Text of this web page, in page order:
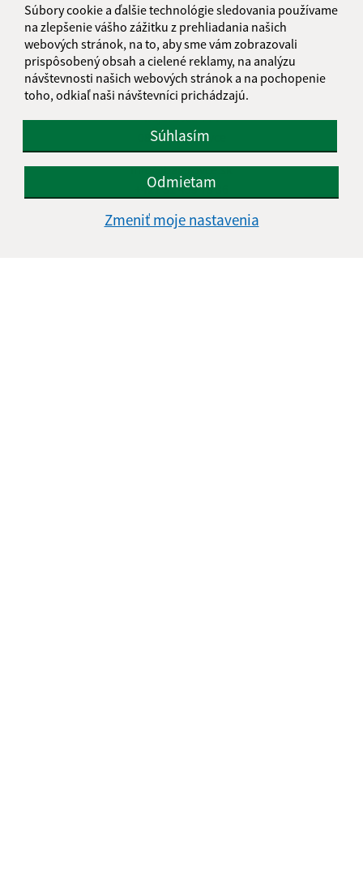
Súbory cookie a ďalšie technológie sledovania používame
na zlepšenie vášho zážitku z prehliadania našich
webových stránok, na to, aby sme vám zobrazovali
prispôsobený obsah a cielené reklamy, na analýzu
návštevnosti našich webových stránok a na pochopenie
toho, odkiaľ naši návštevníci prichádzajú.
Súhlasím
Odmietam
Zmeniť moje nastavenia
Obedňajšia prestávka:12:00 - 12:30
Kontakt:
Obecný úrad Bajerovce
Bajerovce 114
08273 Bajerovce
info@bajerovce.sk
+421 51 459 73 36
IČO: 00326810